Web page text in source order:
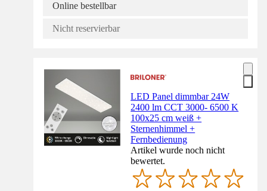
Online bestellbar
Nicht reservierbar
LED Panel dimmbar 24W
2400 lm CCT 3000- 6500 K
100x25 cm weiß +
Sternenhimmel +
Fernbedienung
Artikel wurde noch nicht
bewertet.